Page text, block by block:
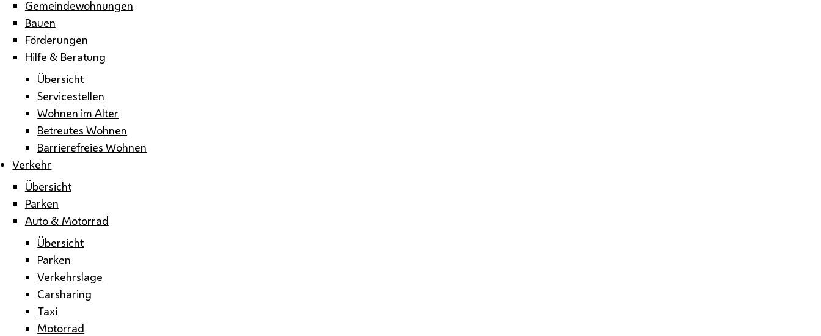
Gemeindewohnungen
Bauen
Förderungen
Hilfe & Beratung
Übersicht
Servicestellen
Wohnen im Alter
Betreutes Wohnen
Barrierefreies Wohnen
Verkehr
Übersicht
Parken
Auto & Motorrad
Übersicht
Parken
Verkehrslage
Carsharing
Taxi
Motorrad